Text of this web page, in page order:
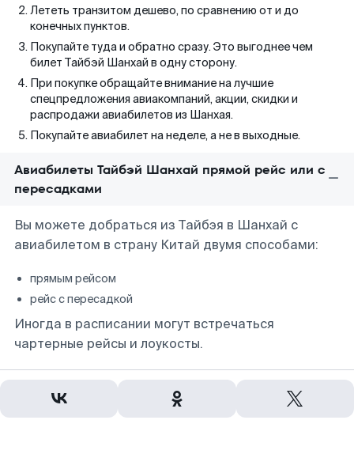
Лететь транзитом дешево, по сравнению от и до
конечных пунктов.
Покупайте туда и обратно сразу. Это выгоднее чем
билет Тайбэй Шанхай в одну сторону.
При покупке обращайте внимание на лучшие
спецпредложения авиакомпаний, акции, скидки и
распродажи авиабилетов из Шанхая.
Покупайте авиабилет на неделе, а не в выходные.
Авиабилеты Тайбэй Шанхай прямой рейс или с
пересадками
Вы можете добраться из Тайбэя в Шанхай с
авиабилетом в страну Китай двумя способами:
прямым рейсом
рейс с пересадкой
Иногда в расписании могут встречаться
чартерные рейсы и лоукосты.